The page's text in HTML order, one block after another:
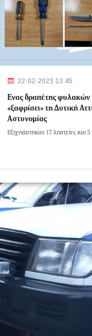
22-02-2023 13:45
Ένας δραπέτης φυλακών
«ξαφρίσει» τη Δυτική
Αστυνομίας
Εξιχνιάστηκαν 17 ληστείες και